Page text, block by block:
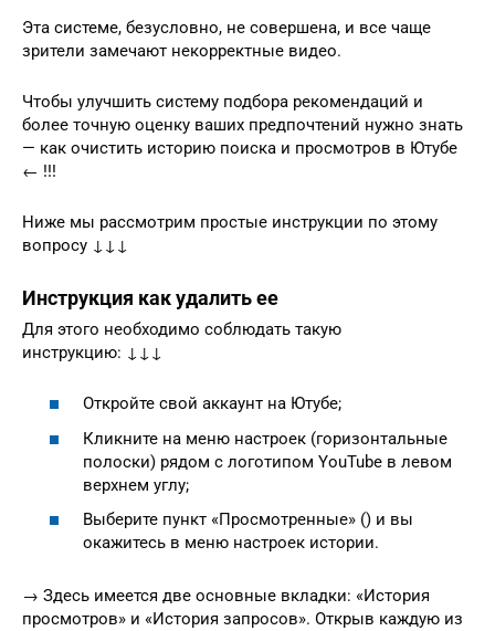
Эта системе, безусловно, не совершена, и все чаще
зрители замечают некорректные видео.
Чтобы улучшить систему подбора рекомендаций и
более точную оценку ваших предпочтений нужно знать
— как очистить историю поиска и просмотров в Ютубе
← !!!
Ниже мы рассмотрим простые инструкции по этому
вопросу ↓↓↓
Инструкция как удалить ее
Для этого необходимо соблюдать такую
инструкцию: ↓↓↓
Откройте свой аккаунт на Ютубе;
Кликните на меню настроек (горизонтальные
полоски) рядом с логотипом YouTube в левом
верхнем углу;
Выберите пункт «Просмотренные» () и вы
окажитесь в меню настроек истории.
→ Здесь имеется две основные вкладки: «История
просмотров» и «История запросов». Открыв каждую из